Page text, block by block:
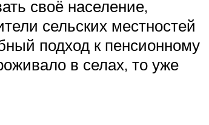
своё население,
сельских местностей
подход к пенсионному
в селах, то уже